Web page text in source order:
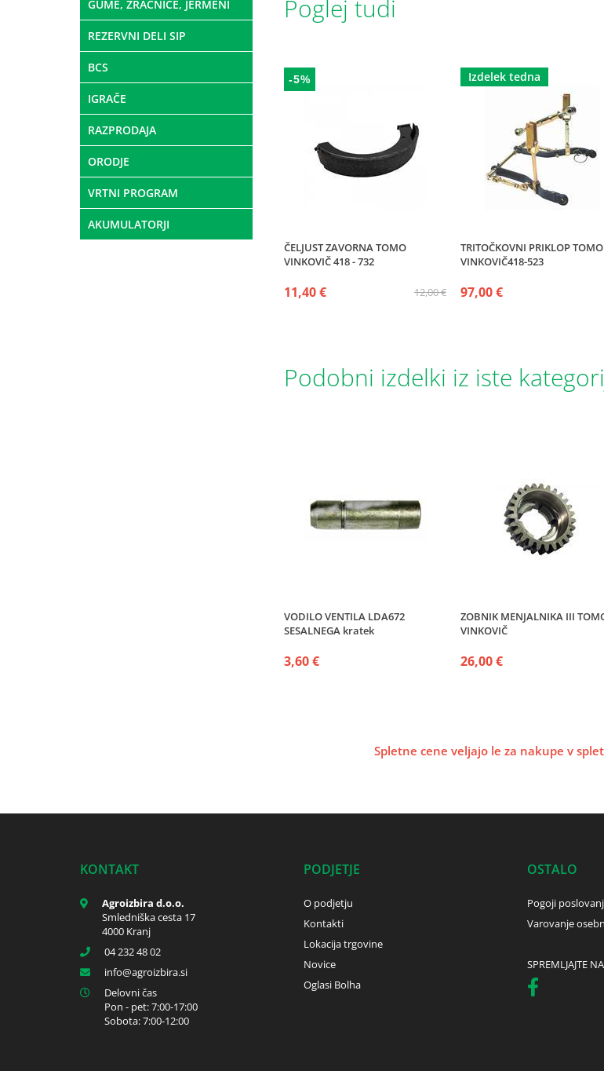
GUME, ZRAČNICE, JERMENI
REZERVNI DELI SIP
BCS
IGRAČE
RAZPRODAJA
ORODJE
VRTNI PROGRAM
AKUMULATORJI
Poglej tudi
-5%
ČELJUST ZAVORNA TOMO
VINKOVIČ 418 - 732
12,00 €
11,40 €
Izdelek tedna
TRITOČKOVNI PRIKLOP TOMO
VINKOVIČ418-523
97,00 €
Podobni izdelki iz iste
VODILO VENTILA LDA672
SESALNEGA kratek
3,60 €
ZOBNIK MENJALNIKA III
VINKOVIČ
26,00 €
Spletne cene veljajo le za nakupe v
KONTAKT
Agroizbira d.o.o.
Smledniška cesta 17
4000 Kranj
04 232 48 02
info
agroizbira.si
Delovni čas
Pon - pet: 7:00-17:00
Sobota: 7:00-12:00
PODJETJE
O podjetju
Kontakti
Lokacija trgovine
Novice
Oglasi Bolha
OSTALO
Pogoji
Varovanje
SPREMLJAJTE